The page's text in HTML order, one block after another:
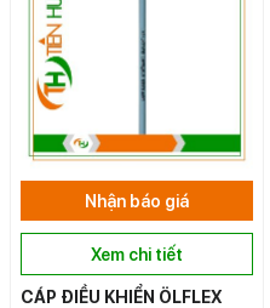
Nhận báo giá
Xem chi tiết
CÁP ĐIỀU KHIỂN ÖLFLEX